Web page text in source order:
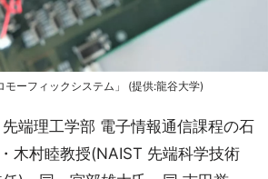
ーフィックシステム」 (提供:龍谷大学)
端理工学部 電子情報通信課程の石
木村睦教授(NAIST 先端科学技術